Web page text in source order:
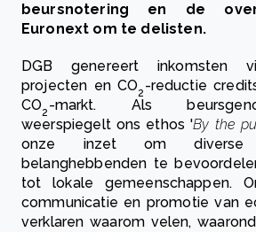
beursnotering en de
Euronext om te delisten.
DGB genereert inkomsten
projecten enCO2 -reductie
CO2 -markt. Als
weerspiegelt ons ethos 'By the
onze inzet om diverse
belanghebbenden te
tot lokale gemeenschappen.
communicatie en promotie van
verklaren waarom velen,